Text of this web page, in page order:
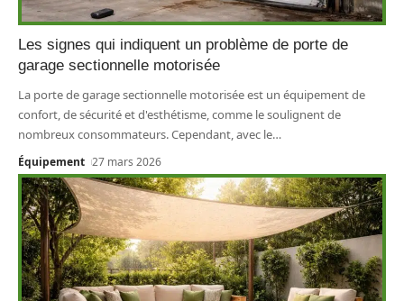
Les signes qui indiquent un problème de porte de
garage sectionnelle motorisée
La porte de garage sectionnelle motorisée est un équipement de
confort, de sécurité et d'esthétisme, comme le soulignent de
nombreux consommateurs. Cependant, avec le…
Équipement 27 mars 2026